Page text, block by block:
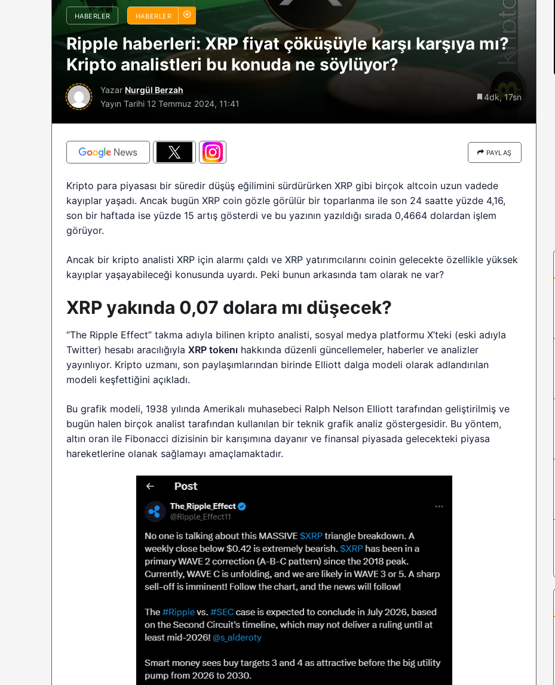
HABERLER HABERLER
Ripple haberleri: XRP fiyat çöküşüyle karşı karşıya mı?
Kripto analistleri bu konuda ne söylüyor?
Yazar Nurgül Berzah
Yayın Tarihi 12 Temmuz 2024, 11:41
4dk, 17sn
PAYLAŞ
Kripto para piyasası bir süredir düşüş eğilimini sürdürürken XRP gibi birçok altcoin uzun vadede
kayıplar yaşadı. Ancak bugün XRP coin gözle görülür bir toparlanma ile son 24 saatte yüzde 4,16,
son bir haftada ise yüzde 15 artış gösterdi ve bu yazının yazıldığı sırada 0,4664 dolardan işlem
görüyor.
Ancak bir kripto analisti XRP için alarmı çaldı ve XRP yatırımcılarını coinin gelecekte özellikle yüksek
kayıplar yaşayabileceği konusunda uyardı. Peki bunun arkasında tam olarak ne var?
XRP yakında 0,07 dolara mı düşecek?
“The Ripple Effect” takma adıyla bilinen kripto analisti, sosyal medya platformu X’teki (eski adıyla
Twitter) hesabı aracılığıylaXRP tokenı hakkında düzenli güncellemeler, haberler ve analizler
yayınlıyor. Kripto uzmanı, son paylaşımlarından birinde Elliott dalga modeli olarak adlandırılan
modeli keşfettiğini açıkladı.
Bu grafik modeli, 1938 yılında Amerikalı muhasebeci Ralph Nelson Elliott tarafından geliştirilmiş ve
bugün halen birçok analist tarafından kullanılan bir teknik grafik analiz göstergesidir. Bu yöntem,
altın oran ile Fibonacci dizisinin bir karışımına dayanır ve finansal piyasada gelecekteki piyasa
hareketlerine olanak sağlamayı amaçlamaktadır.
sürüyor: Analistlere göre
2026 BTC çöküşü neden
sınırlı kalabilir?
Riski: Uzun Vadeli HYPER
Boğaları 31,1 Milyon Dolarlık
Birikim Yapıyor